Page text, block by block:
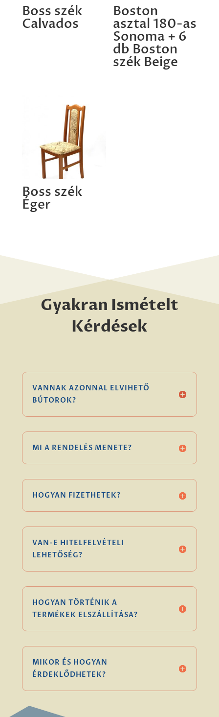
Boss szék
Calvados
Boston
asztal 180-as
Sonoma + 6
db Boston
szék Beige
Boss szék
Éger
Gyakran Ismételt
Kérdések
VANNAK AZONNAL ELVIHETŐ
BÚTOROK?
MI A RENDELÉS MENETE?
HOGYAN FIZETHETEK?
VAN-E HITELFELVÉTELI
LEHETŐSÉG?
HOGYAN TÖRTÉNIK A
TERMÉKEK ELSZÁLLÍTÁSA?
MIKOR ÉS HOGYAN
ÉRDEKLŐDHETEK?